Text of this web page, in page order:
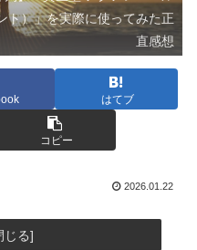
ト）」を実際に使ってみた正
直感想
はてブ
コピー
2026.01.22